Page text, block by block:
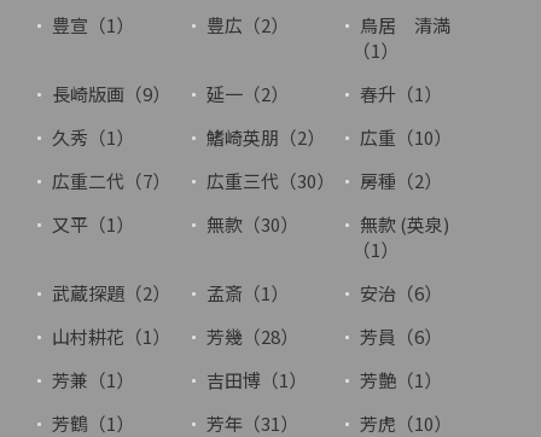
豊宣（1） 豊広（2）
鳥居 清満
（1）
長崎版画（9）
延一（2）
春升（1）
久秀（1）
鰭崎英朋（2）
広重（10）
広重二代（7）
広重三代（30）
房種（2）
又平（1）
無款（30）
無款 (英泉)
（1）
武蔵探題（2）
孟斎（1）
安治（6）
山村耕花（1）
芳幾（28）
芳員（6）
芳兼（1）
吉田博（1）
芳艶（1）
芳鶴（1）
芳年（31）
芳虎（10）